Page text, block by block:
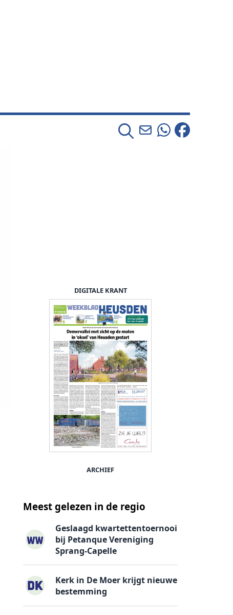
DIGITALE KRANT
ARCHIEF
Meest gelezen in de regio
Geslaagd kwartettentoernooi
bij Petanque Vereniging
Sprang-Capelle
Kerk in De Moer krijgt nieuwe
bestemming